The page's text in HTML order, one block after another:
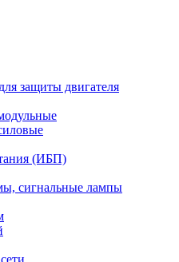
защиты двигателя
(ИБП)
сигнальные лампы